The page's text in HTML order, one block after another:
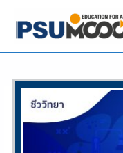
content
ชีววิทยา (Biology) / By